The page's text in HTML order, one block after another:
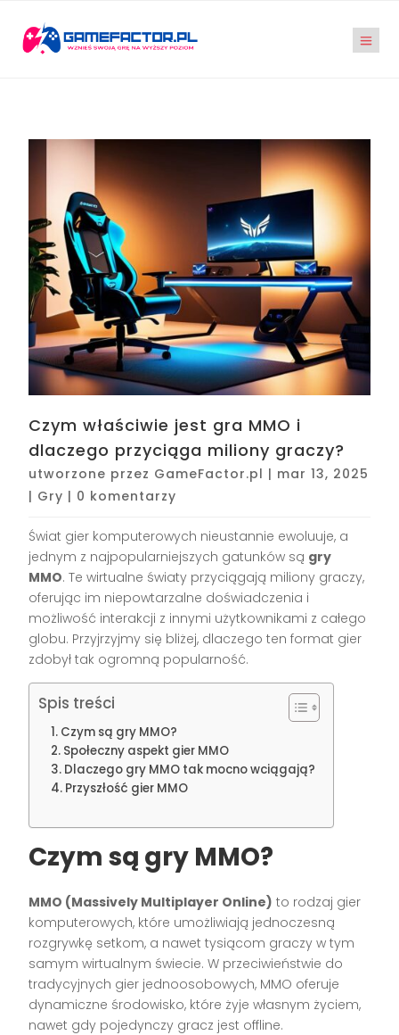
Czym właściwie jest gra MMO i
dlaczego przyciąga miliony graczy?
utworzone przez GameFactor.pl | mar 13, 2025
| Gry | 0 komentarzy
Świat gier komputerowych nieustannie ewoluuje, a
jednym z najpopularniejszych gatunków są gry
MMO. Te wirtualne światy przyciągają miliony graczy,
oferując im niepowtarzalne doświadczenia i
możliwość interakcji z innymi użytkownikami z całego
globu. Przyjrzyjmy się bliżej, dlaczego ten format gier
zdobył tak ogromną popularność.
Spis treści
Czym są gry MMO?
Społeczny aspekt gier MMO
Dlaczego gry MMO tak mocno wciągają?
Przyszłość gier MMO
Czym są gry MMO?
MMO (Massively Multiplayer Online) to rodzaj gier
komputerowych, które umożliwiają jednoczesną
rozgrywkę setkom, a nawet tysiącom graczy w tym
samym wirtualnym świecie. W przeciwieństwie do
tradycyjnych gier jednoosobowych, MMO oferuje
dynamiczne środowisko, które żyje własnym życiem,
nawet gdy pojedynczy gracz jest offline.